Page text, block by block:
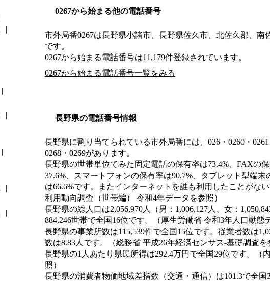
0267から始まる他の電話番号
市外局番0267は長野県小諸市、長野県佐久市、北佐久郡、南
です。
0267から始まる電話番号は11,179件登録されています。
0267から始まる電話番号一覧をみる
長野県の電話番号情報
長野県に割り当てられている市外局番には、026・0260・0261
0268・0269があります。
長野県の世帯単位でみた固定電話の保有率は73.4%、FAXの
37.6%、スマートフォンの保有率は90.7%、タブレット型端
は66.6%です。またインターネットを誰も利用したことがな
利用動向調査（世帯編） 令和4年データを参照）
長野県の総人口は2,056,970人（男：1,006,127人、女：
884,246世帯で全国16位です。（厚生労働省 令和3年人口動態
長野県の事業所数は115,539件で全国15位です。従業者数は
数は8.83人です。（総務省 平成26年経済センサス‐基礎調査を
長野県の1人あたり県民所得は292.4万円で全国29位です。（
照）
長野県の消費者物価地域差指数（交通・通信）は101.3で全